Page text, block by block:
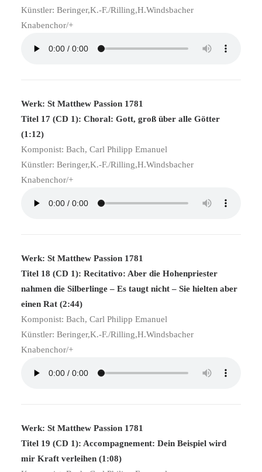
Künstler: Beringer,K.-F./Rilling,H.Windsbacher
Knabenchor/+
Werk: St Matthew Passion 1781
Titel 17 (CD 1): Choral: Gott, groß über alle Götter
(1:12)
Komponist: Bach, Carl Philipp Emanuel
Künstler: Beringer,K.-F./Rilling,H.Windsbacher
Knabenchor/+
Werk: St Matthew Passion 1781
Titel 18 (CD 1): Recitativo: Aber die Hohenpriester
nahmen die Silberlinge – Es taugt nicht – Sie hielten aber
einen Rat (2:44)
Komponist: Bach, Carl Philipp Emanuel
Künstler: Beringer,K.-F./Rilling,H.Windsbacher
Knabenchor/+
Werk: St Matthew Passion 1781
Titel 19 (CD 1): Accompagnement: Dein Beispiel wird
mir Kraft verleihen (1:08)